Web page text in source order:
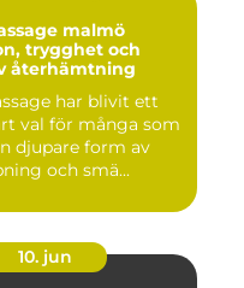
malmö
trygghet och
återhämtning
har blivit ett
val för många som
djupare form av
och smä...
10. jun